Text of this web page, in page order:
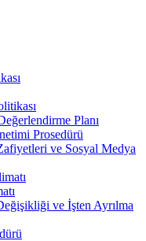
Planı
Prosedürü
ve Sosyal Medya
ve İşten Ayrılma